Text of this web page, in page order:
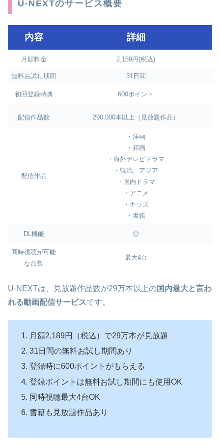
U-NEXTのサービス概要
内容 詳細
月額料金 2,189円(税込)
無料お試し期間 31日間
初回登録特典 600ポイント
配信作品数 290,000本以上（見放題作品）
配信作品
・洋画
・邦画
・海外テレビドラマ
・韓流、アジア
・国内ドラマ
・アニメ
・キッズ
・書籍
DL機能 ◎
同時視聴が可能
な台数
最大4台
U-NEXTは、見放題作品数が29万本以上の国内最大と言わ
れる動画配信サービスです。
月額2,189円（税込）で29万本が見放題
31日間の無料お試し期間あり
登録時に600ポイントがもらえる
登録ポイントは無料お試し期間にも使用OK
同時視聴最大4台OK
書籍も見放題作品あり